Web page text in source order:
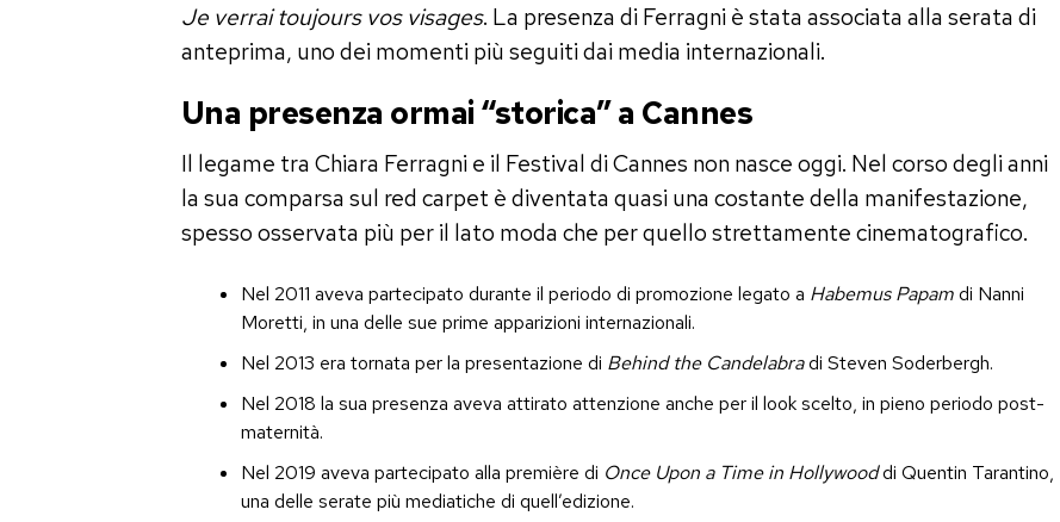
Je verrai toujours vos visages. La presenza di Ferragni è stata associata alla serata di
anteprima, uno dei momenti più seguiti dai media internazionali.
Una presenza ormai “storica” a Cannes
Il legame tra Chiara Ferragni e il Festival di Cannes non nasce oggi. Nel corso degli anni
la sua comparsa sul red carpet è diventata quasi una costante della manifestazione,
spesso osservata più per il lato moda che per quello strettamente cinematografico.
Nel 2011 aveva partecipato durante il periodo di promozione legato a Habemus Papamdi Nanni
Moretti, in una delle sue prime apparizioni internazionali.
Nel 2013 era tornata per la presentazione di Behind the Candelabradi Steven Soderbergh.
Nel 2018 la sua presenza aveva attirato attenzione anche per il look scelto, in pieno periodo post-
maternità.
Nel 2019 aveva partecipato alla première di Once Upon a Time in Hollywooddi Quentin Tarantino,
una delle serate più mediatiche di quell’edizione.